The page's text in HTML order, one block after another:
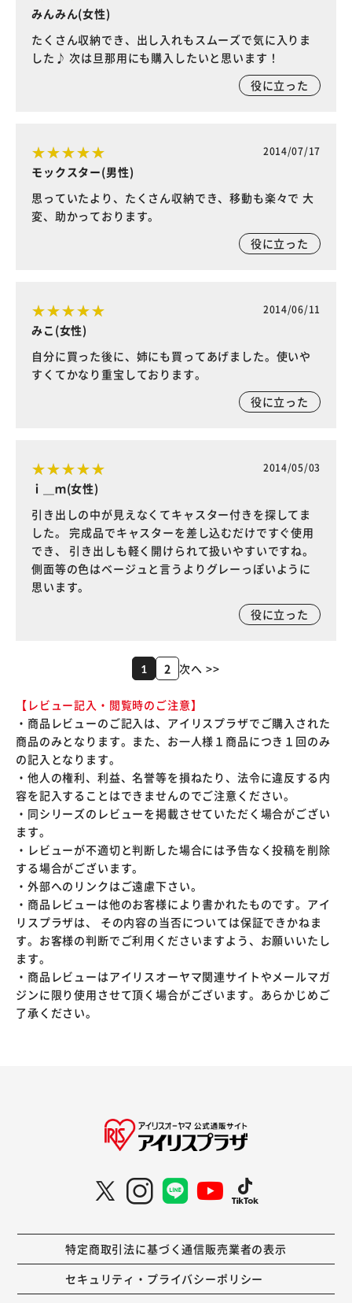
みんみん(女性)
たくさん収納でき、出し入れもスムーズで気に入りま
した♪ 次は旦那用にも購入したいと思います！
役に立った
2014/07/17
モックスター(男性)
思っていたより、たくさん収納でき、移動も楽々で 大
変、助かっております。
役に立った
2014/06/11
みこ(女性)
自分に買った後に、姉にも買ってあげました。使いや
すくてかなり重宝しております。
役に立った
2014/05/03
ｉ＿ｍ(女性)
引き出しの中が見えなくてキャスター付きを探してま
した。 完成品でキャスターを差し込むだけですぐ使用
でき、 引き出しも軽く開けられて扱いやすいですね。
側面等の色はベージュと言うよりグレーっぽいように
思います。
役に立った
1 2 次へ >>
【レビュー記入・閲覧時のご注意】
・商品レビューのご記入は、アイリスプラザでご購入された
商品のみとなります。また、お一人様１商品につき１回のみ
の記入となります。
・他人の権利、利益、名誉等を損ねたり、法令に違反する内
容を記入することはできませんのでご注意ください。
・同シリーズのレビューを掲載させていただく場合がござい
ます。
・レビューが不適切と判断した場合には予告なく投稿を削除
する場合がございます。
・外部へのリンクはご遠慮下さい。
・商品レビューは他のお客様により書かれたものです。アイ
リスプラザは、 その内容の当否については保証できかねま
す。お客様の判断でご利用くださいますよう、お願いいたし
ます。
・商品レビューはアイリスオーヤマ関連サイトやメールマガ
ジンに限り使用させて頂く場合がございます。あらかじめご
了承ください。
特定商取引法に基づく通信販売業者の表示
セキュリティ・プライバシーポリシー